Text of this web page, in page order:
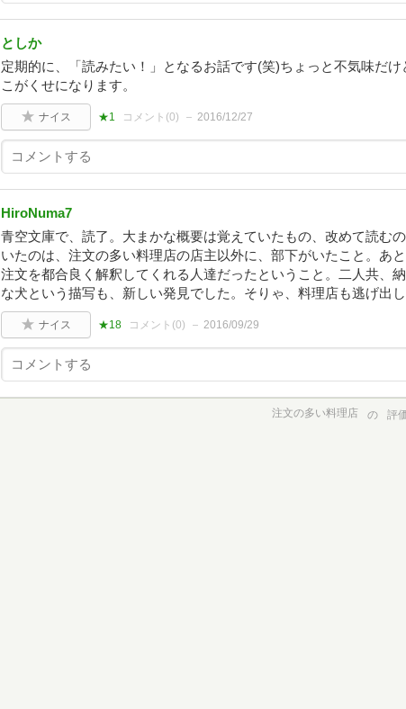
としか
定期的に、「読みたい！」となるお話です(笑)ちょっと不気味だ
こがくせになります。
ナイス ★1 コメント(0) 2016/12/27
HiroNuma7
青空文庫で、読了。大まかな概要は覚えていたもの、改めて読む
いたのは、注文の多い料理店の店主以外に、部下がいたこと。あ
注文を都合良く解釈してくれる人達だったということ。二人共、
な犬という描写も、新しい発見でした。そりゃ、料理店も逃げ出し
ナイス ★18 コメント(0) 2016/09/29
注文の多い料理店 の 評